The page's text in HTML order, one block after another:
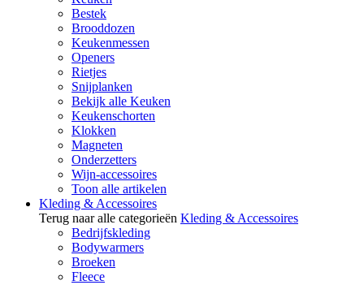
Bestek
Brooddozen
Keukenmessen
Openers
Rietjes
Snijplanken
Bekijk alle Keuken
Keukenschorten
Klokken
Magneten
Onderzetters
Wijn-accessoires
Toon alle artikelen
Kleding & Accessoires
Terug naar alle categorieën Kleding & Accessoires
Bedrijfskleding
Bodywarmers
Broeken
Fleece